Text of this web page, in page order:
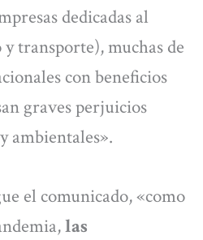
dedicadas al
transporte), muchas de
con beneficios
graves perjuicios
ambientales».
el comunicado, «como
las